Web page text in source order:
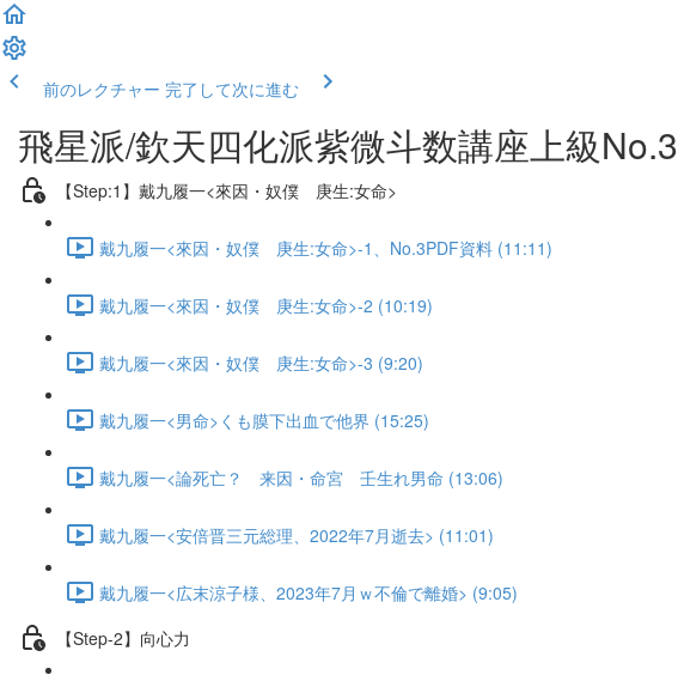
前のレクチャー 完了して次に進む
飛星派/欽天四化派紫微斗数講座上級No.3
【Step:1】戴九履一<來因・奴僕 庚生:女命>
戴九履一<來因・奴僕 庚生:女命>-1、No.3PDF資料 (11:11)
戴九履一<來因・奴僕 庚生:女命>-2 (10:19)
戴九履一<來因・奴僕 庚生:女命>-3 (9:20)
戴九履一<男命>くも膜下出血で他界 (15:25)
戴九履一<論死亡？ 来因・命宮 壬生れ男命 (13:06)
戴九履一<安倍晋三元総理、2022年7月逝去> (11:01)
戴九履一<広末涼子様、2023年7月ｗ不倫で離婚> (9:05)
【Step-2】向心力